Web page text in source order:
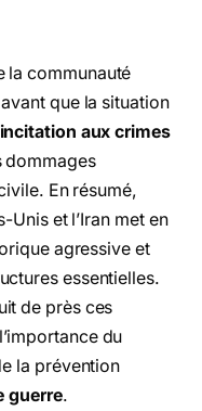
la communauté
que la situation
incitation aux crimes
dommages
En résumé,
Unis et l’Iran met en
agressive et
essentielles.
de près ces
du
la prévention
guerre.